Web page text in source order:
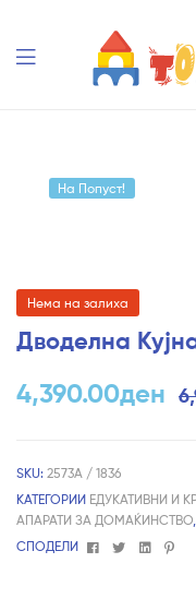
На Попуст!
Нема на залиха
Дводелна
4,390.00ден
SKU: 2573А / 1836
КАТЕГОРИИ ЕДУКАТИВНИ И
АПАРАТИ ЗА ДОМАЌИНСТВО
СПОДЕЛИ
FacebookTwitterLinkedin